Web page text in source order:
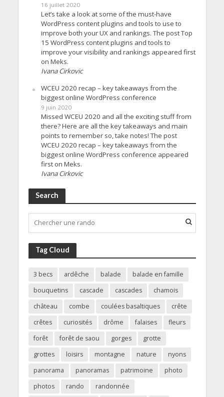
16 juillet 2020
Let’s take a look at some of the must-have
WordPress content plugins and tools to use to
improve both your UX and rankings. The post Top
15 WordPress content plugins and tools to
improve your visibility and rankings appeared first
on Meks.
Ivana Cirkovic
WCEU 2020 recap – key takeaways from the
biggest online WordPress conference
9 juin 2020
Missed WCEU 2020 and all the exciting stuff from
there? Here are all the key takeaways and main
points to remember so, take notes! The post
WCEU 2020 recap – key takeaways from the
biggest online WordPress conference appeared
first on Meks.
Ivana Cirkovic
Search
Tag Cloud
3 becs ardêche balade
balade en famille
bouquetins
cascade cascades
chamois
château
combe coulées basaltiques
crête
crêtes
curiosités drôme falaises
fleurs
forêt
forêt de saou gorges
grotte
grottes
loisirs montagne nature
nyons
panorama
panoramas patrimoine
photo
photos
rando
randonnée